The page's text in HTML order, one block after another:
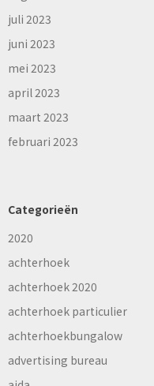
juli 2023
juni 2023
mei 2023
april 2023
maart 2023
februari 2023
Categorieën
2020
achterhoek
achterhoek 2020
achterhoek particulier
achterhoekbungalow
advertising bureau